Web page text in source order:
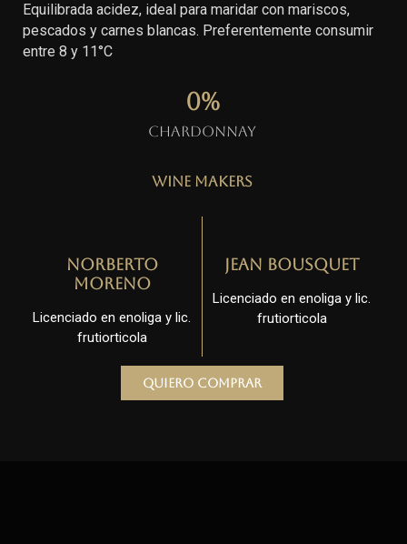
Equilibrada acidez, ideal para maridar con mariscos,
pescados y carnes blancas. Preferentemente consumir
entre 8 y 11°C
Chardonnay
0%
Wine Makers
Norberto
Moreno
Licenciado en enoliga y lic.
frutiorticola
Jean Bousquet
Licenciado en enoliga y lic.
frutiorticola
Quiero comprar